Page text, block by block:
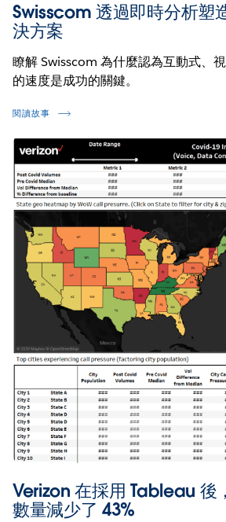
Swisscom 透過即時分析塑
決方案
瞭解 Swisscom 為什麼認為互動式、
的速度是成功的關鍵。
閱讀故事
Verizon 在採用 Tableau 後
數量減少了 43%